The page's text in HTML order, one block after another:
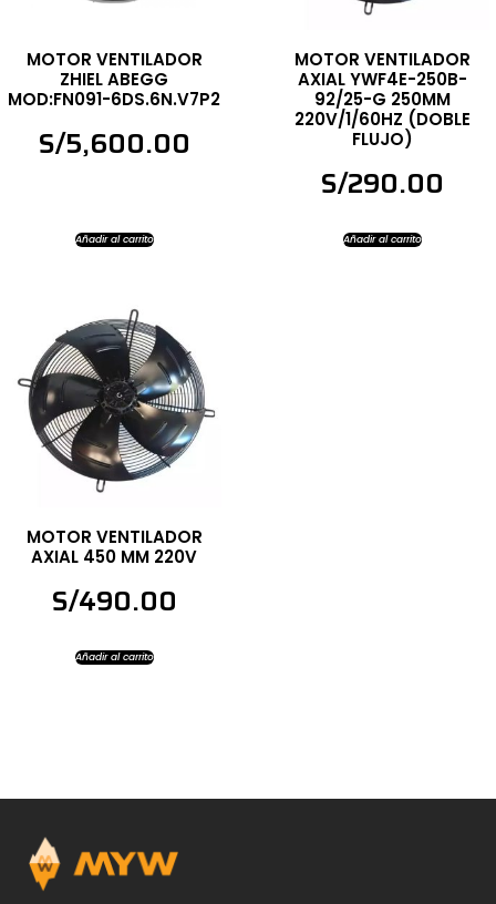
MOTOR VENTILADOR
ZHIEL ABEGG
MOD:FN091-6DS.6N.V7P2
S/5,600.00
Añadir al carrito
MOTOR VENTILADOR
AXIAL YWF4E-250B-
92/25-G 250MM
220V/1/60HZ (DOBLE
FLUJO)
S/290.00
Añadir al carrito
MOTOR VENTILADOR
AXIAL 450 MM 220V
S/490.00
Añadir al carrito